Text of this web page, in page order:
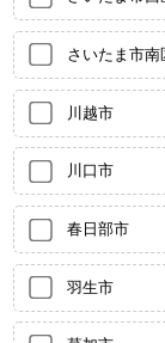
さいたま市南
川越市
川口市
春日部市
羽生市